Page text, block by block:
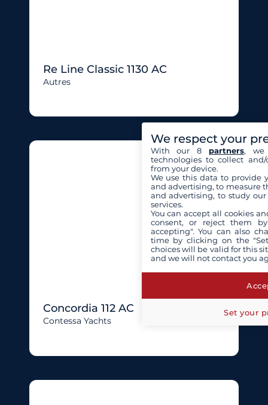
Re Line Classic 1130 AC
Autres
Concordia 112 AC
Contessa Yachts
We respect your
With our 8 partners, we
technologies to collect
from your device.
We use this data to provide
and advertising, to measure
and advertising, to study
services.
You can accept all cookies
consent, or reject them
accepting". You can also
time by clicking on the
choices will be valid for this
and we will not contact you
Set your